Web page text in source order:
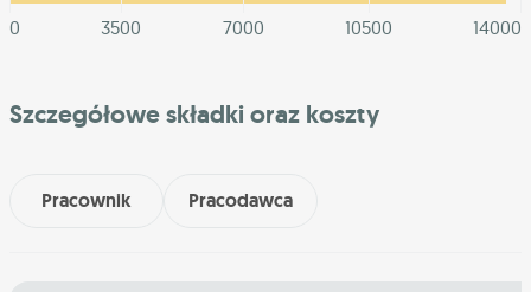
0
3500 7000 10500 14000
Szczegółowe składki oraz koszty
Pracownik Pracodawca